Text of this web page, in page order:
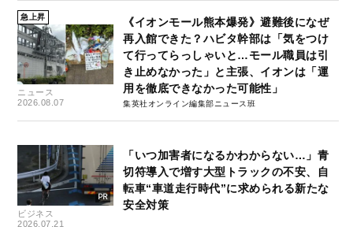
急上昇
ニュース
2026.08.07
《イオンモール熊本爆発》避難後になぜ
再入館できた？ハビタ幹部は「気をつけ
て行ってらっしゃいと…モール職員は引
き止めなかった」と主張、イオンは「運
用を徹底できなかった可能性」
集英社オンライン編集部ニュース班
ビジネス
2026.07.21
「いつ加害者になるかわからない…」青
切符導入で増す大型トラックの不安、自
転車“車道走行時代”に求められる新たな
安全対策